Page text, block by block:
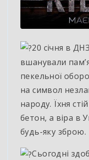
20 січня в
вшанували
пекельної
на символ
народу. Їхня
бетон, а віра в
будь-яку зброю.
Сьогодні